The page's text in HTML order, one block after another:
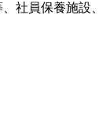
社員保養施設、